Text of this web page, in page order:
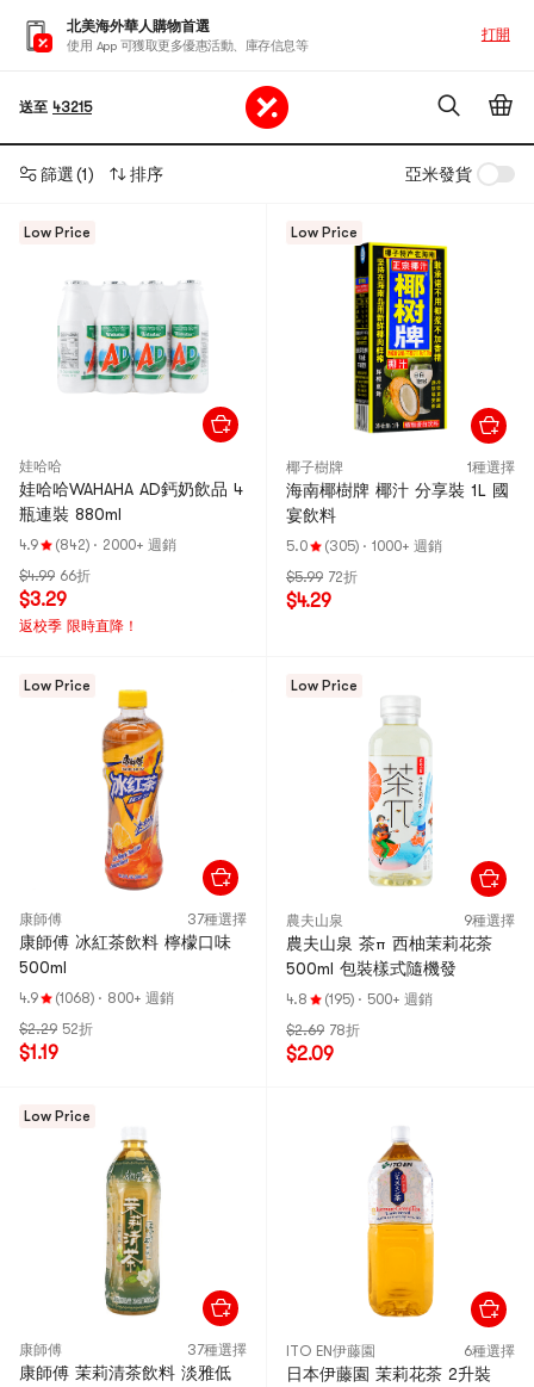
北美海外華人購物首選
使用 App 可獲取更多優惠活動、庫存信息等
打開
送至 43215
篩選(1) 排序 亞米發貨
Low Price
娃哈哈
娃哈哈WAHAHA AD鈣奶飲品 4
瓶連裝 880ml
4.9 (842) · 2000+ 週銷
$4.99 66折
$3.29
返校季 限時直降！
Low Price
椰子樹牌 1種選擇
海南椰樹牌 椰汁 分享裝 1L 國
宴飲料
5.0 (305) · 1000+ 週銷
$5.99 72折
$4.29
Low Price
康師傅 37種選擇
康師傅 冰紅茶飲料 檸檬口味
500ml
4.9 (1068) · 800+ 週銷
$2.29 52折
$1.19
Low Price
農夫山泉 9種選擇
農夫山泉 茶π 西柚茉莉花茶
500ml 包裝樣式隨機發
4.8 (195) · 500+ 週銷
$2.69 78折
$2.09
Low Price
康師傅 37種選擇
康師傅 茉莉清茶飲料 淡雅低
ITO EN伊藤園 6種選擇
日本伊藤園 茉莉花茶 2升裝